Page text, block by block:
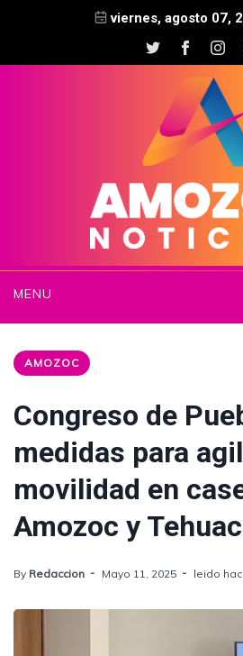
viernes, agosto 07,
MENU
AMOZOC
Congreso de
medidas para
movilidad en
Amozoc y
By Redaccion Mayo 11, 2025 leido